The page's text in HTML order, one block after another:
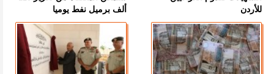
للأردن
ألف برميل نفط يوميا